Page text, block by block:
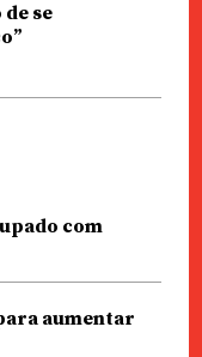
se
com
aumentar